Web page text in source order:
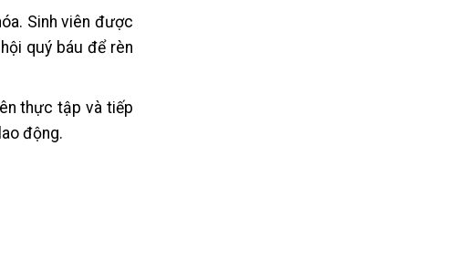
Sinh viên được
quý báu để rèn
thực tập và tiếp
động.